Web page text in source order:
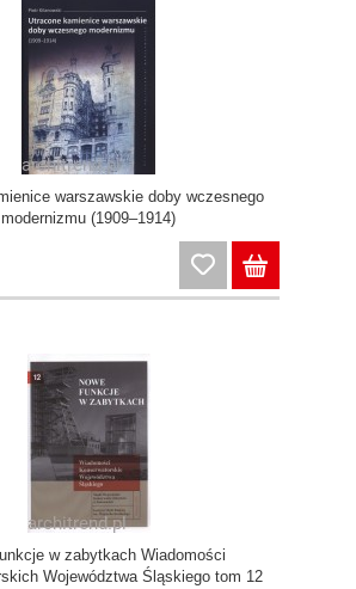
warszawskie doby wczesnego
modernizmu (1909–1914)
w zabytkach Wiadomości
Województwa Śląskiego tom 12